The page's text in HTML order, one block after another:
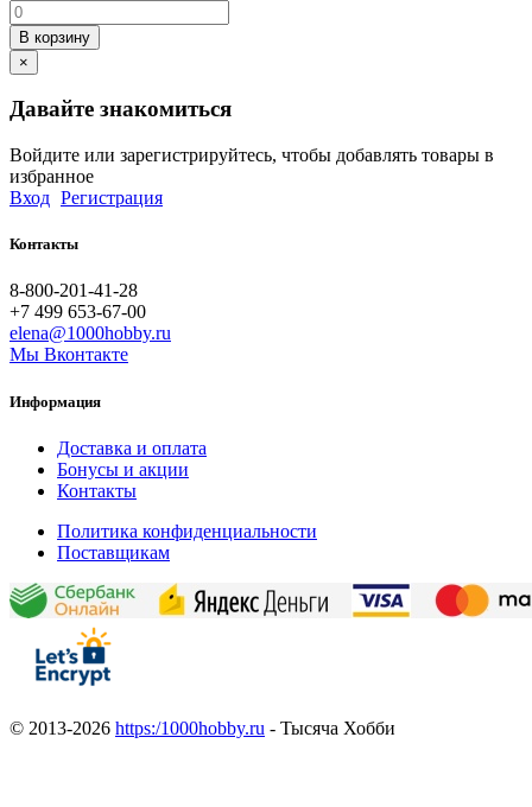
В корзину
×
Давайте знакомиться
Войдите или зарегистрируйтесь, чтобы добавлять товары в
избранное
Вход Регистрация
Контакты
8-800-201-41-28
+7 499 653-67-00
elena@1000hobby.ru
Мы Вконтакте
Информация
Доставка и оплата
Бонусы и акции
Контакты
Политика конфиденциальности
Поставщикам
© 2013-2026 https:/1000hobby.ru - Тысяча Хобби